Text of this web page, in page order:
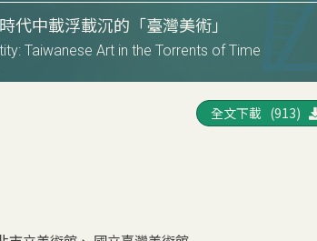
中載浮載沉的「臺灣美術」
Taiwanese Art in the Torrents of Time